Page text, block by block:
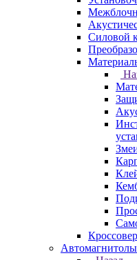
Силовой
Автомагнитолы